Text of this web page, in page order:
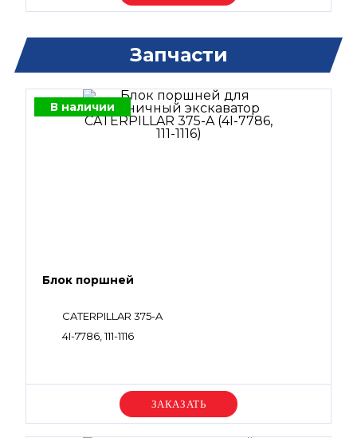
Запчасти
В наличии
Блок поршней
CATERPILLAR 375-A
4I-7786, 111-1116
Уточняйте цену